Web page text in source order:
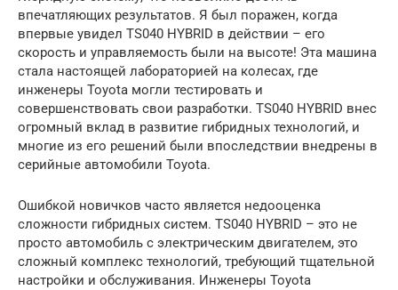
впечатляющих результатов. Я был поражен, когда
впервые увидел TS040 HYBRID в действии – его
скорость и управляемость были на высоте! Эта машина
стала настоящей лабораторией на колесах, где
инженеры Toyota могли тестировать и
совершенствовать свои разработки. TS040 HYBRID внес
огромный вклад в развитие гибридных технологий, и
многие из его решений были впоследствии внедрены в
серийные автомобили Toyota.
Ошибкой новичков часто является недооценка
сложности гибридных систем. TS040 HYBRID – это не
просто автомобиль с электрическим двигателем, это
сложный комплекс технологий, требующий тщательной
настройки и обслуживания. Инженеры Toyota